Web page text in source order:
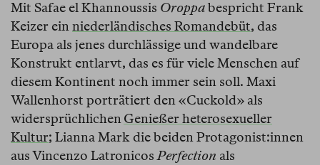
Mit Safae el Khannoussis Oroppabespricht Frank
Keizer ein niederländisches Romandebüt, das
Europa als jenes durchlässige und wandelbare
Konstrukt entlarvt, das es für viele Menschen auf
diesem Kontinent noch immer sein soll. Maxi
Wallenhorst porträtiert den «Cuckold» als
widersprüchlichen Genießer heterosexueller
Kultur; Lianna Mark die beiden Protagonist:innen
aus Vincenzo Latronicos Perfection als